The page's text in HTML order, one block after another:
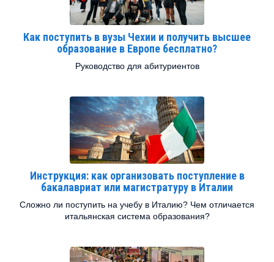
Как поступить в вузы Чехии и получить высшее
образование в Европе бесплатно?
Руководство для абитуриентов
Инструкция: как организовать поступление в
бакалавриат или магистратуру в Италии
Сложно ли поступить на учебу в Италию? Чем отличается
итальянская система образования?